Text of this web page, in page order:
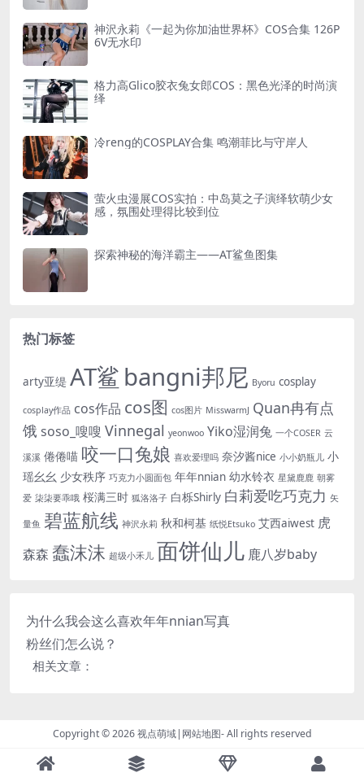
神沢永莉《一起为你加油世界杯》COS合集 126P
6V无水印
格力高Glico胶衣兔女郎COS：黑色光泽的时尚演
绎
冷reng的COSPLAY合集 鸣潮菲比与守岸人
萤火虫漫展COS实拍：中岛莫之子演绎软萌少女
感，氛围处理得比较到位
探索神秘的海洋霸主——AT鲨鱼图集
热门标签
arty亚缇 AT鲨 bangni邦尼 Byoru cosplay
cosplay作品 cos作品 cos图 cos图片 MisswarmJ Quan冉有点
饿 soso_嗖嗖 Vinnegal yeonwoo Yiko湿润兔 一个COSER 云
溪溪 倦倦喵 咬一口兔娘 喜欢爱理吗 奈汐酱nice 小小奶瓶儿 小
瑶幺幺 少女秩序 巧克力小圆面包 年年nnian 幼水铃衣 星黛鹿鹿 朝雾
爱 柒柒要乖哦 桜满三时 狐洛洛子 白栎Shirly 白莉爱吃巧克力 矢
量鱼 碧蓝航线 神沢永莉 秋和柯基 纸悦Etsuko 艾西aiwest 虎
森森 蠢沫沫 超级小禾儿 面饼仙儿 鹿八岁baby
为什么我会这么喜欢年年nnian写真
粉丝们怎么说？
相关文章：
Copyright © 2026视点萌域| 网站地图- All rights reserved